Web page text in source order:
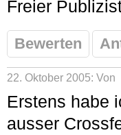
Freier
Bewerten
22. Oktober 2005: Von
Erstens habe
ausser